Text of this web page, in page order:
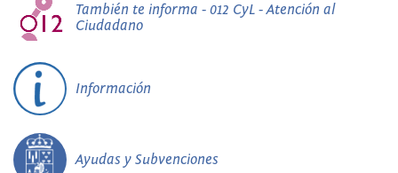
También te informa - 012 CyL - Atención al
Ciudadano
Información
Ayudas y Subvenciones